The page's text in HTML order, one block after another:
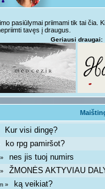
pasiūlymai priimami tik tai čia.
tavęs į draugus.
Geriausi draugai:
Kur visi dingę?
ko rpg pamiršot?
»nes jis tuoj numirs
»ŽMONĖS AKTYVIAU
» ką veikiat?